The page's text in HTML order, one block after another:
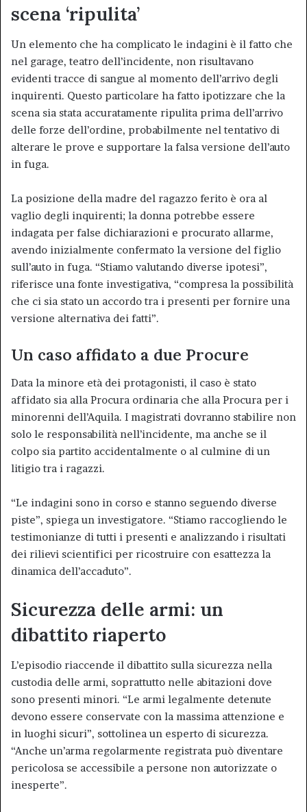
scena ‘ripulita’
Un elemento che ha complicato le indagini è il fatto che
nel garage, teatro dell’incidente, non risultavano
evidenti tracce di sangue al momento dell’arrivo degli
inquirenti. Questo particolare ha fatto ipotizzare che la
scena sia stata accuratamente ripulita prima dell’arrivo
delle forze dell’ordine, probabilmente nel tentativo di
alterare le prove e supportare la falsa versione dell’auto
in fuga.
La posizione della madre del ragazzo ferito è ora al
vaglio degli inquirenti; la donna potrebbe essere
indagata per false dichiarazioni e procurato allarme,
avendo inizialmente confermato la versione del figlio
sull’auto in fuga. “Stiamo valutando diverse ipotesi”,
riferisce una fonte investigativa, “compresa la possibilità
che ci sia stato un accordo tra i presenti per fornire una
versione alternativa dei fatti”.
Un caso affidato a due Procure
Data la minore età dei protagonisti, il caso è stato
affidato sia alla Procura ordinaria che alla Procura per i
minorenni dell’Aquila. I magistrati dovranno stabilire non
solo le responsabilità nell’incidente, ma anche se il
colpo sia partito accidentalmente o al culmine di un
litigio tra i ragazzi.
“Le indagini sono in corso e stanno seguendo diverse
piste”, spiega un investigatore. “Stiamo raccogliendo le
testimonianze di tutti i presenti e analizzando i risultati
dei rilievi scientifici per ricostruire con esattezza la
dinamica dell’accaduto”.
Sicurezza delle armi: un
dibattito riaperto
L’episodio riaccende il dibattito sulla sicurezza nella
custodia delle armi, soprattutto nelle abitazioni dove
sono presenti minori. “Le armi legalmente detenute
devono essere conservate con la massima attenzione e
in luoghi sicuri”, sottolinea un esperto di sicurezza.
“Anche un’arma regolarmente registrata può diventare
pericolosa se accessibile a persone non autorizzate o
inesperte”.